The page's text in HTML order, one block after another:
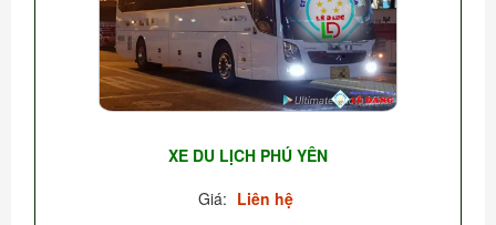
XE DU LỊCH PHÚ YÊN
Giá: Liên hệ